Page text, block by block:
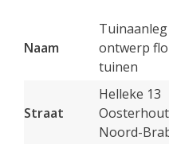
Naam
ontwerp
tuinen
Straat
Helleke 13
Noord-